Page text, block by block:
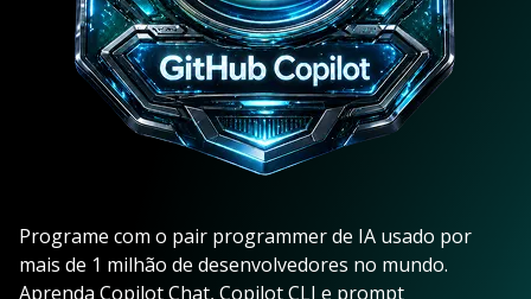
Programe com o pair programmer de IA usado por
mais de 1 milhão de desenvolvedores no mundo.
Aprenda Copilot Chat, Copilot CLI e prompt